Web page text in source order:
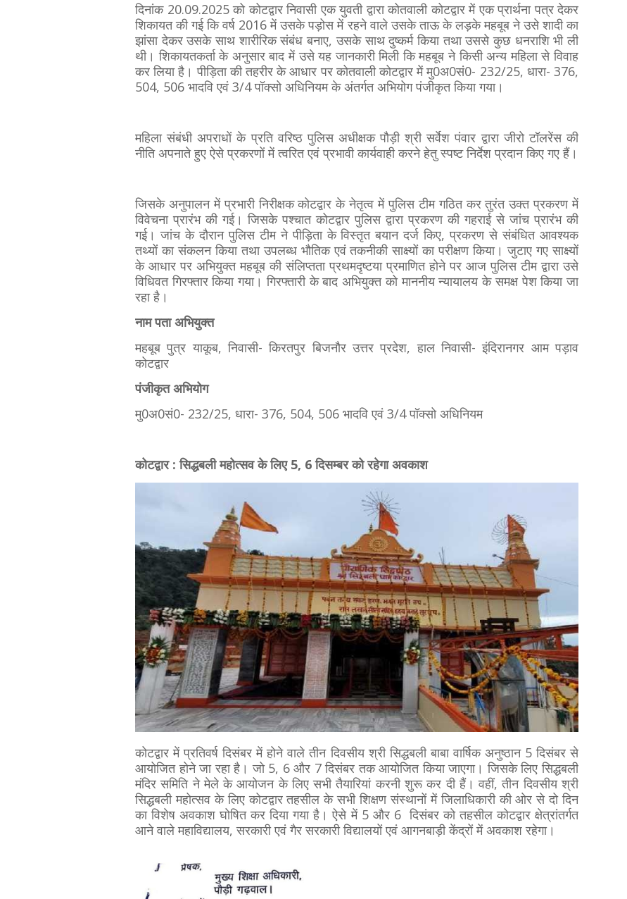
दिनांक 20.09.2025 को कोटद्वार निवासी एक युवती द्वारा कोतवाली कोटद्वार में एक प्रार्थना पत्र देकर
शिकायत की गई कि वर्ष 2016 में उसके पड़ोस में रहने वाले उसके ताऊ के लड़के महबूब ने उसे शादी का
झांसा देकर उसके साथ शारीरिक संबंध बनाए, उसके साथ दुष्कर्म किया तथा उससे कुछ धनराशि भी ली
थी। शिकायतकर्ता के अनुसार बाद में उसे यह जानकारी मिली कि महबूब ने किसी अन्य महिला से विवाह
कर लिया है। पीड़िता की तहरीर के आधार पर कोतवाली कोटद्वार में मु0अ0सं0- 232/25, धारा- 376,
504, 506 भादवि एवं 3/4 पॉक्सो अधिनियम के अंतर्गत अभियोग पंजीकृत किया गया।
महिला संबंधी अपराधों के प्रति वरिष्ठ पुलिस अधीक्षक पौड़ी श्री सर्वेश पंवार द्वारा जीरो टॉलरेंस की
नीति अपनाते हुए ऐसे प्रकरणों में त्वरित एवं प्रभावी कार्यवाही करने हेतु स्पष्ट निर्देश प्रदान किए गए हैं।
जिसके अनुपालन में प्रभारी निरीक्षक कोटद्वार के नेतृत्व में पुलिस टीम गठित कर तुरंत उक्त प्रकरण में
विवेचना प्रारंभ की गई। जिसके पश्चात कोटद्वार पुलिस द्वारा प्रकरण की गहराई से जांच प्रारंभ की
गई। जांच के दौरान पुलिस टीम ने पीड़िता के विस्तृत बयान दर्ज किए, प्रकरण से संबंधित आवश्यक
तथ्यों का संकलन किया तथा उपलब्ध भौतिक एवं तकनीकी साक्ष्यों का परीक्षण किया। जुटाए गए साक्ष्यों
के आधार पर अभियुक्त महबूब की संलिप्तता प्रथमदृष्टया प्रमाणित होने पर आज पुलिस टीम द्वारा उसे
विधिवत गिरफ्तार किया गया। गिरफ्तारी के बाद अभियुक्त को माननीय न्यायालय के समक्ष पेश किया जा
रहा है।
नाम पता अभियुक्त
महबूब पुत्र याकूब, निवासी- किरतपुर बिजनौर उत्तर प्रदेश, हाल निवासी- इंदिरानगर आम पड़ाव
कोटद्वार
पंजीकृत अभियोग
मु0अ0सं0- 232/25, धारा- 376, 504, 506 भादवि एवं 3/4 पॉक्सो अधिनियम
कोटद्वार : सिद्धबली महोत्सव के लिए 5, 6 दिसम्बर को रहेगा अवकाश
कोटद्वार में प्रतिवर्ष दिसंबर में होने वाले तीन दिवसीय श्री सिद्धबली बाबा वार्षिक अनुष्ठान 5 दिसंबर से
आयोजित होने जा रहा है। जो 5, 6 और 7 दिसंबर तक आयोजित किया जाएगा। जिसके लिए सिद्धबली
मंदिर समिति ने मेले के आयोजन के लिए सभी तैयारियां करनी शुरू कर दी हैं। वहीं, तीन दिवसीय श्री
सिद्धबली महोत्सव के लिए कोटद्वार तहसील के सभी शिक्षण संस्थानों में जिलाधिकारी की ओर से दो दिन
का विशेष अवकाश घोषित कर दिया गया है। ऐसे में 5 और 6 दिसंबर को तहसील कोटद्वार क्षेत्रांतर्गत
आने वाले महाविद्यालय, सरकारी एवं गैर सरकारी विद्यालयों एवं आगनबाड़ी केंद्रों में अवकाश रहेगा।